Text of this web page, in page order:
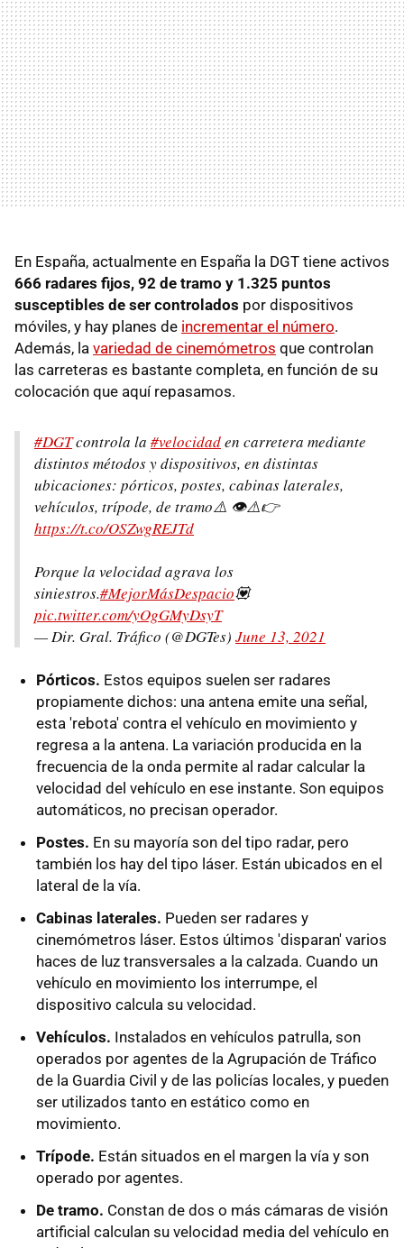
En España, actualmente en España la DGT tiene activos
666 radares fijos, 92 de tramo y 1.325 puntos
susceptibles de ser controlados por dispositivos
móviles, y hay planes de incrementar el número.
Además, la variedad de cinemómetros que controlan
las carreteras es bastante completa, en función de su
colocación que aquí repasamos.
#DGTcontrola la #velocidaden carretera mediante
distintos métodos y dispositivos, en distintas
ubicaciones: pórticos, postes, cabinas laterales,
vehículos, trípode, de tramo⚠️ 👁️⚠️👉
https://t.co/OSZwgREJTd
Porque la velocidad agrava los
siniestros.#MejorMásDespacio💟
pic.twitter.com/yOgGMyDsyT
— Dir. Gral. Tráfico (@DGTes) June 13, 2021
Pórticos. Estos equipos suelen ser radares
propiamente dichos: una antena emite una señal,
esta 'rebota' contra el vehículo en movimiento y
regresa a la antena. La variación producida en la
frecuencia de la onda permite al radar calcular la
velocidad del vehículo en ese instante. Son equipos
automáticos, no precisan operador.
Postes. En su mayoría son del tipo radar, pero
también los hay del tipo láser. Están ubicados en el
lateral de la vía.
Cabinas laterales. Pueden ser radares y
cinemómetros láser. Estos últimos 'disparan' varios
haces de luz transversales a la calzada. Cuando un
vehículo en movimiento los interrumpe, el
dispositivo calcula su velocidad.
Vehículos. Instalados en vehículos patrulla, son
operados por agentes de la Agrupación de Tráfico
de la Guardia Civil y de las policías locales, y pueden
ser utilizados tanto en estático como en
movimiento.
Trípode. Están situados en el margen la vía y son
operado por agentes.
De tramo. Constan de dos o más cámaras de visión
artificial calculan su velocidad media del vehículo en